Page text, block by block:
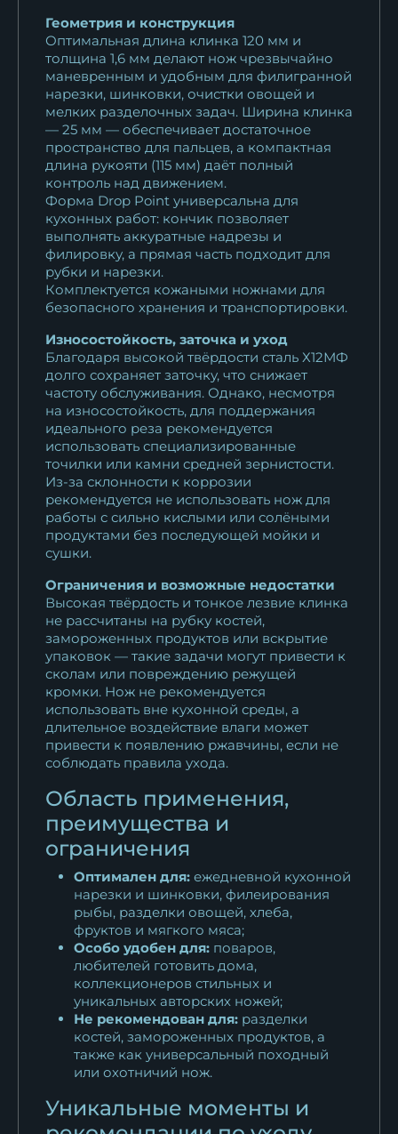
Геометрия и конструкция
Оптимальная длина клинка 120 мм и
толщина 1,6 мм делают нож чрезвычайно
маневренным и удобным для филигранной
нарезки, шинковки, очистки овощей и
мелких разделочных задач. Ширина клинка
— 25 мм — обеспечивает достаточное
пространство для пальцев, а компактная
длина рукояти (115 мм) даёт полный
контроль над движением.
Форма Drop Point универсальна для
кухонных работ: кончик позволяет
выполнять аккуратные надрезы и
филировку, а прямая часть подходит для
рубки и нарезки.
Комплектуется кожаными ножнами для
безопасного хранения и транспортировки.
Износостойкость, заточка и уход
Благодаря высокой твёрдости сталь Х12МФ
долго сохраняет заточку, что снижает
частоту обслуживания. Однако, несмотря
на износостойкость, для поддержания
идеального реза рекомендуется
использовать специализированные
точилки или камни средней зернистости.
Из-за склонности к коррозии
рекомендуется не использовать нож для
работы с сильно кислыми или солёными
продуктами без последующей мойки и
сушки.
Ограничения и возможные недостатки
Высокая твёрдость и тонкое лезвие клинка
не рассчитаны на рубку костей,
замороженных продуктов или вскрытие
упаковок — такие задачи могут привести к
сколам или повреждению режущей
кромки. Нож не рекомендуется
использовать вне кухонной среды, а
длительное воздействие влаги может
привести к появлению ржавчины, если не
соблюдать правила ухода.
Область применения,
преимущества и
ограничения
Оптимален для: ежедневной кухонной
нарезки и шинковки, филеирования
рыбы, разделки овощей, хлеба,
фруктов и мягкого мяса;
Особо удобен для: поваров,
любителей готовить дома,
коллекционеров стильных и
уникальных авторских ножей;
Не рекомендован для: разделки
костей, замороженных продуктов, а
также как универсальный походный
или охотничий нож.
Уникальные моменты и